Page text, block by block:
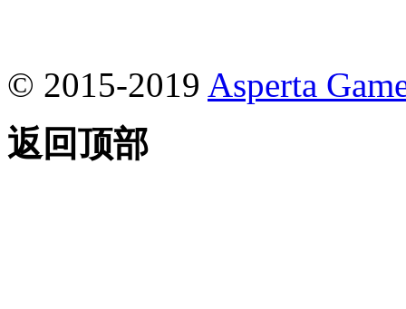
© 2015-2019 Asperta
返回顶部